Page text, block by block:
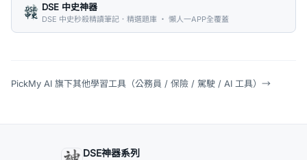
DSE 中史神器
DSE 中史秒殺精讀筆記．精選題庫 ・ 懶人一APP全覆蓋
PickMy AI 旗下其他學習工具（公務員 / 保險 / 駕駛 / AI 工具） →
DSE神器系列